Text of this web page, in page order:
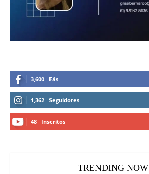
3,600 Fãs
1,362 Seguidores
48 Inscritos
TRENDING NOW